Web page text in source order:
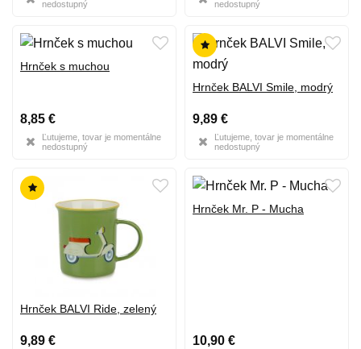
nedostupný
nedostupný
Hrnček s muchou
8,85 €
Ľutujeme, tovar je momentálne
nedostupný
Hrnček BALVI Smile, modrý
9,89 €
Ľutujeme, tovar je momentálne
nedostupný
Hrnček BALVI Ride, zelený
9,89 €
Hrnček Mr. P - Mucha
10,90 €